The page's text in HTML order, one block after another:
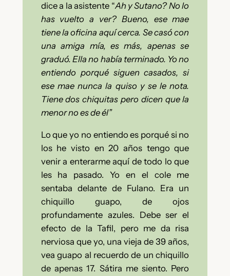
dice a la asistente “Ah y Sutano? No lo
has vuelto a ver? Bueno, ese mae
tiene la oficina aquí cerca. Se casó con
una amiga mía, es más, apenas se
graduó. Ella no había terminado. Yo no
entiendo porqué siguen casados, si
ese mae nunca la quiso y se le nota.
Tiene dos chiquitas pero dicen que la
menor no es de él”
Lo que yo no entiendo es porqué si no
los he visto en 20 años tengo que
venir a enterarme aquí de todo lo que
les ha pasado. Yo en el cole me
sentaba delante de Fulano. Era un
chiquillo guapo, de ojos
profundamente azules. Debe ser el
efecto de la Tafil, pero me da risa
nerviosa que yo, una vieja de 39 años,
vea guapo al recuerdo de un chiquillo
de apenas 17. Sátira me siento. Pero